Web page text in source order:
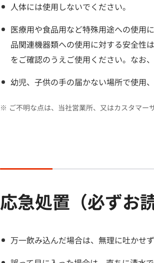
人体には使用しないでください。
医療用や食品用など特殊用途への使用
品関連機器類への使用に対する安全性
をご確認のうえご使用ください。なお
幼児、子供の手の届かない場所で使用
※ ご不明な点は、当社営業所、又はカスタマー
応急処置（必ずお
万一飲み込んだ場合は、無理に吐かせ